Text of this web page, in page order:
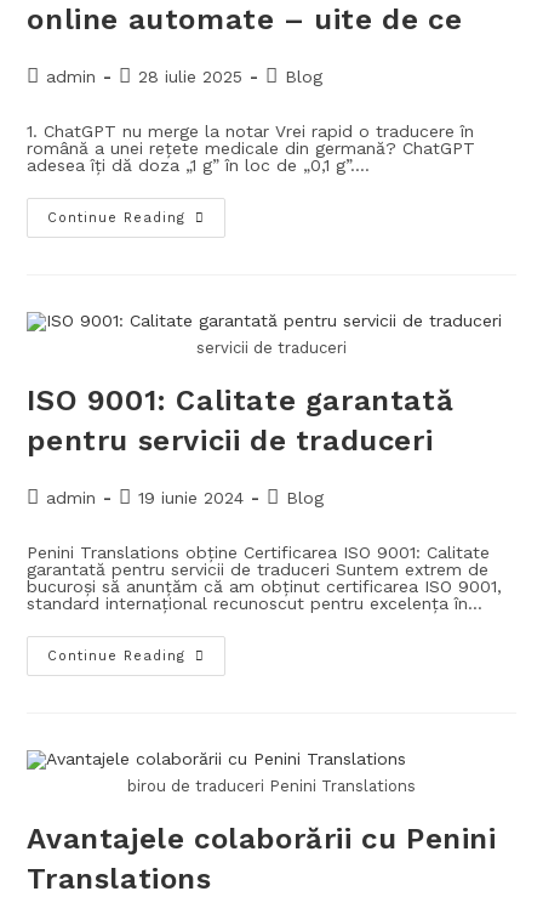
online automate – uite de ce
admin 28 iulie 2025 Blog
1. ChatGPT nu merge la notar Vrei rapid o traducere în
română a unei rețete medicale din germană? ChatGPT
adesea îți dă doza „1 g” în loc de „0,1 g”.…
Continue Reading
servicii de traduceri
ISO 9001: Calitate garantată
pentru servicii de traduceri
admin 19 iunie 2024 Blog
Penini Translations obține Certificarea ISO 9001: Calitate
garantată pentru servicii de traduceri Suntem extrem de
bucuroși să anunțăm că am obținut certificarea ISO 9001,
standard internațional recunoscut pentru excelența în…
Continue Reading
birou de traduceri Penini Translations
Avantajele colaborării cu Penini
Translations